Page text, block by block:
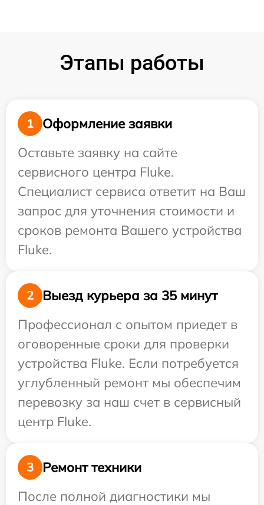
Этапы работы
1
Оформление заявки
Оставьте заявку на сайте
сервисного центра Fluke.
Специалист сервиса ответит на Ваш
запрос для уточнения стоимости и
сроков ремонта Вашего устройства
Fluke.
2
Выезд курьера за 35 минут
Профессионал с опытом приедет в
оговоренные сроки для проверки
устройства Fluke. Если потребуется
углубленный ремонт мы обеспечим
перевозку за наш счет в сервисный
центр Fluke.
3
Ремонт техники
После полной диагностики мы